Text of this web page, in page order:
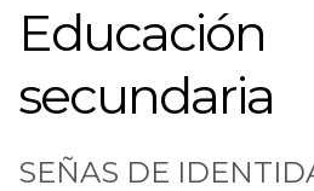
Educación
secundaria
SEÑAS DE